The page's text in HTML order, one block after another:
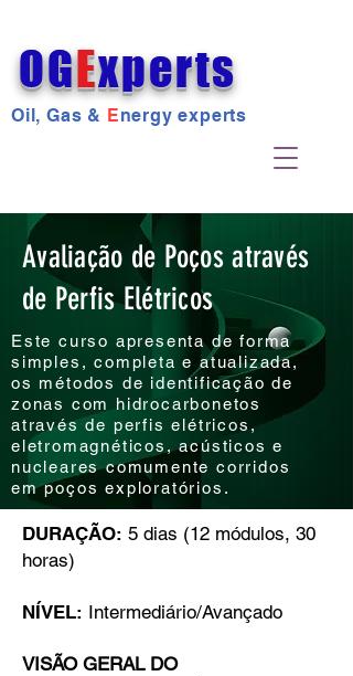
OGExperts
Oil, Gas & Energy experts
Avaliação de Poços através
de Perfis Elétricos
Este curso apresenta de forma
simples, completa e atualizada,
os métodos de identificação de
zonas com hidrocarbonetos
através de perfis elétricos,
eletromagnéticos, acústicos e
nucleares comumente corridos
em poços exploratórios.
DURAÇÃO: 5 dias (12 módulos, 30
horas)
NÍVEL: Intermediário/Avançado
VISÃO GERAL DO